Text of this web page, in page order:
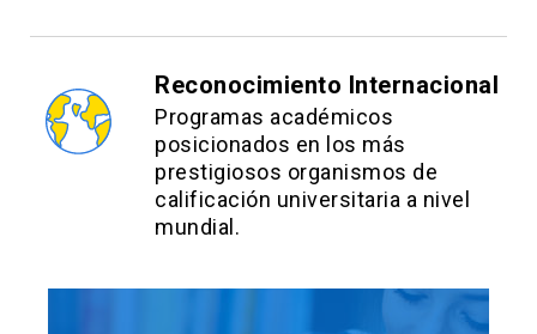
Reconocimiento Internacional
Programas académicos
posicionados en los más
prestigiosos organismos de
calificación universitaria a nivel
mundial.